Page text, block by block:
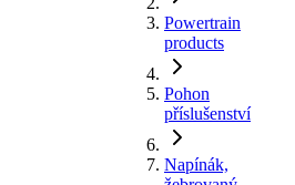
Powertrain
products
Pohon
příslušenství
Napínák,